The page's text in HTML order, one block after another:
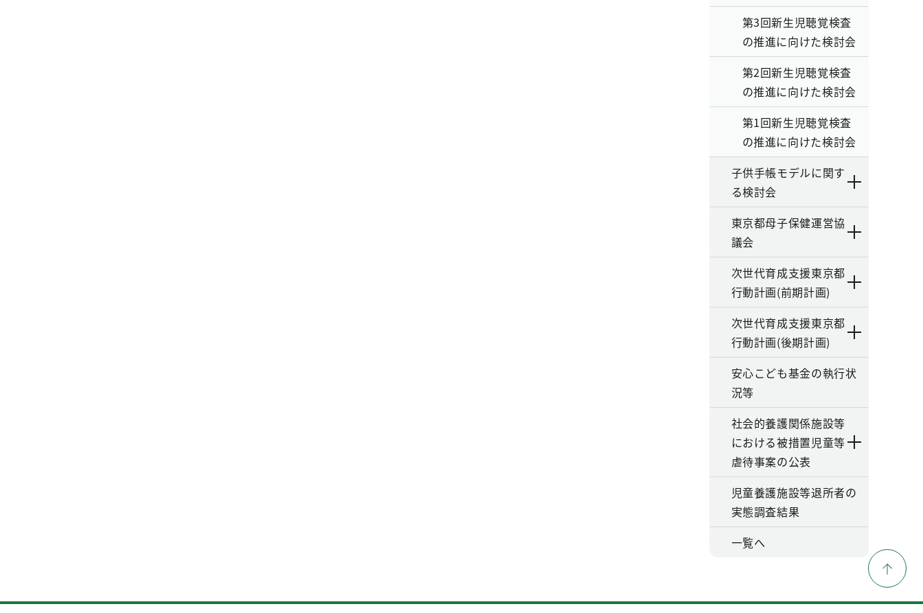
第3回新生児聴覚検査
の推進に向けた検討会
第2回新生児聴覚検査
の推進に向けた検討会
第1回新生児聴覚検査
の推進に向けた検討会
子供手帳モデルに関す
る検討会
東京都母子保健運営協
議会
次世代育成支援東京都
行動計画(前期計画)
次世代育成支援東京都
行動計画(後期計画)
安心こども基金の執行状
況等
社会的養護関係施設等
における被措置児童等
虐待事案の公表
児童養護施設等退所者の
実態調査結果
一覧へ